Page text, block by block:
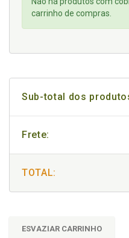
carrinho de compras.
Sub-total dos
Frete:
TOTAL:
ESVAZIAR CARRINHO